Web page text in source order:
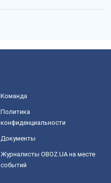
Команда
Политика
конфиденциальности
Документы
Журналисты OBOZ.UA на месте
событий